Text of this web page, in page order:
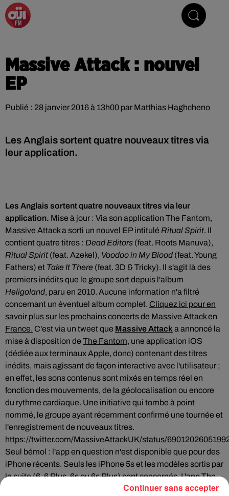
Massive Attack : nouvel
EP
Publié : 28 janvier 2016 à 13h00 par Matthias Haghcheno
Les Anglais sortent quatre nouveaux titres via
leur application.
Les Anglais sortent quatre nouveaux titres via leur
application. Mise à jour : Via son application The Fantom,
Massive Attack a sorti un nouvel EP intitulé Ritual Spirit. Il
contient quatre titres : Dead Editors (feat. Roots Manuva),
RitualSpirit (feat. Azekel), Voodoo in My Blood (feat. Young
Fathers) et Take It There (feat. 3D & Tricky). Il s'agit là des
premiers inédits que le groupe sort depuis l'album
Heligoland, paru en 2010. Aucune information n'a filtré
concernant un éventuel album complet. Cliquez ici pour en
savoir plus sur les prochains concerts de Massive Attack en
France. C'est via un tweet que Massive Attack a annoncé la
mise à disposition de The Fantom, une application iOS
(dédiée aux terminaux Apple, donc) contenant des titres
inédits, mais agissant de façon interactive avec l'utilisateur ;
en effet, les sons contenus sont mixés en temps réel en
fonction des mouvements, de la géolocalisation ou encore
du rythme cardiaque. Une initiative qui tombe à point
nommé, le groupe ayant récemment confirmé une tournée et
l'enregistrement de nouveaux titres.
https://twitter.com/MassiveAttackUK/status/
Seul bémol : l'app en question n'est disponible que pour des
iPhone récents. Seuls les iPhone 5s et les modèles sortis par
la suite (6, 6 Plus, 6s ou 6s Plus) sont concernés. L'app The
Continuer sans accepter